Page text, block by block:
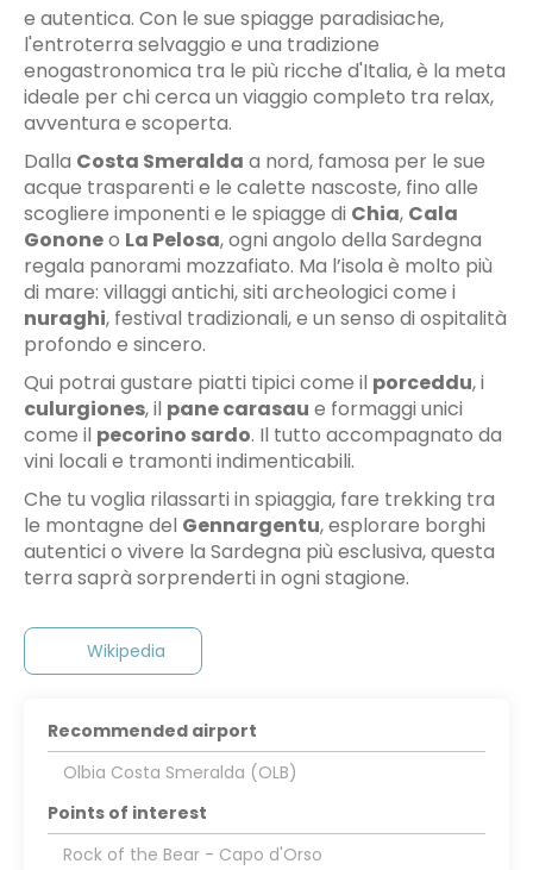
e autentica. Con le sue spiagge paradisiache,
l'entroterra selvaggio e una tradizione
enogastronomica tra le più ricche d'Italia, è la meta
ideale per chi cerca un viaggio completo tra relax,
avventura e scoperta.
Dalla Costa Smeralda a nord, famosa per le sue
acque trasparenti e le calette nascoste, fino alle
scogliere imponenti e le spiagge di Chia, Cala
Gononeo La Pelosa, ogni angolo della Sardegna
regala panorami mozzafiato. Ma l’isola è molto più
di mare: villaggi antichi, siti archeologici come i
nuraghi, festival tradizionali, e un senso di ospitalità
profondo e sincero.
Qui potrai gustare piatti tipici come il porceddu, i
culurgiones, il pane carasau e formaggi unici
come il pecorino sardo. Il tutto accompagnato da
vini locali e tramonti indimenticabili.
Che tu voglia rilassarti in spiaggia, fare trekking tra
le montagne del Gennargentu, esplorare borghi
autentici o vivere la Sardegna più esclusiva, questa
terra saprà sorprenderti in ogni stagione.
Wikipedia
Recommended airport
Olbia Costa Smeralda (OLB)
Points of interest
Rock of the Bear - Capo d'Orso